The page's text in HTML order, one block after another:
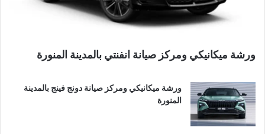
ورشة ميكانيكي ومركز صيانة انفنتي بالمدينة المنورة
ورشة ميكانيكي ومركز صيانة دونج فينج بالمدينة
المنورة